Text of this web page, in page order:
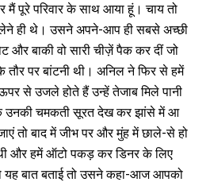
पूरे परिवार के साथ आया हूं। चाय तो
ही थे। उसने अपने-आप ही सबसे अच्छी
और बाकी वो सारी चीज़ें पैक कर दीं जो
तौर पर बांटनी थी। अनिल ने फिर से हमें
से उजले होते हैं उन्हें तेजाब मिले पानी
उनकी चमकती सूरत देख कर झांसे में आ
तो बाद में जीभ पर और मुंह में छाले-से हो
और हमें ऑटो पकड़ कर डिनर के लिए
यह बात बताई तो उसने कहा-आज आपको